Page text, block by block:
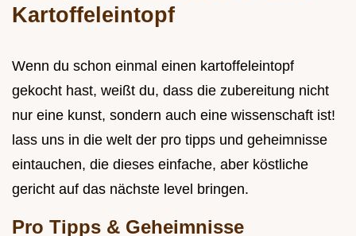
Kartoffeleintopf
Wenn du schon einmal einen kartoffeleintopf
gekocht hast, weißt du, dass die zubereitung nicht
nur eine kunst, sondern auch eine wissenschaft ist!
lass uns in die welt der pro tipps und geheimnisse
eintauchen, die dieses einfache, aber köstliche
gericht auf das nächste level bringen.
Pro Tipps & Geheimnisse